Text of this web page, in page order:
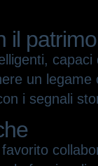
il
un
i segnali